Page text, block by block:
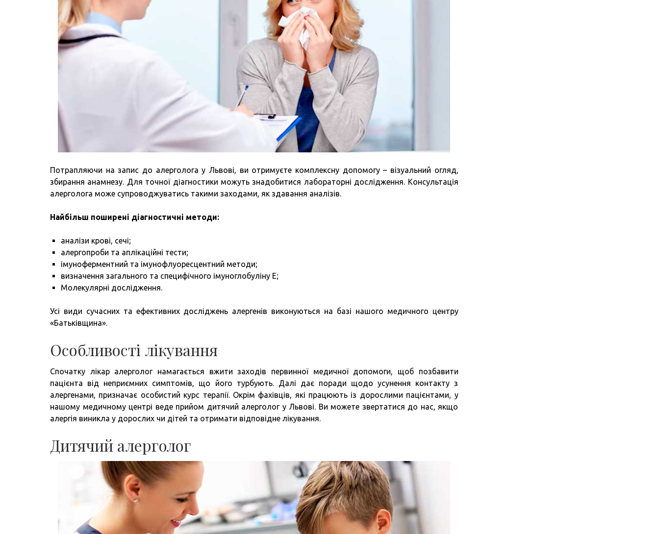
Потрапляючи на запис до алерголога у Львові, ви отримуєте комплексну допомогу – візуальний огляд,
збирання анамнезу. Для точної діагностики можуть знадобитися лабораторні дослідження. Консультація
алерголога може супроводжуватись такими заходами, як здавання аналізів.
Найбільш поширені діагностичні методи:
аналізи крові, сечі;
алергопроби та аплікаційні тести;
імуноферментний та імунофлуоресцентний методи;
визначення загального та специфічного імуноглобуліну Е;
Молекулярні дослідження.
Усі види сучасних та ефективних досліджень алергенів виконуються на базі нашого медичного центру
«Батьківщина».
Особливості лікування
Спочатку лікар алерголог намагається вжити заходів первинної медичної допомоги, щоб позбавити
пацієнта від неприємних симптомів, що його турбують. Далі дає поради щодо усунення контакту з
алергенами, призначає особистий курс терапії. Окрім фахівців, які працюють із дорослими пацієнтами, у
нашому медичному центрі веде прийом дитячий алерголог у Львові. Ви можете звертатися до нас, якщо
алергія виникла у дорослих чи дітей та отримати відповідне лікування.
Дитячий алерголог